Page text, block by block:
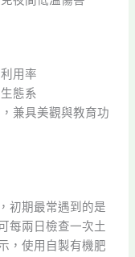
用率
態系
兼具美觀與教育功
初期最常遇到的是
每兩日檢查一次土
，使用自製有機肥